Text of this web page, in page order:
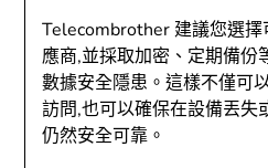
Telecombrother 建議您選
應商,並採取加密、定期備份
數據安全隱患。這樣不僅可
訪問,也可以確保在設備丟失
仍然安全可靠。